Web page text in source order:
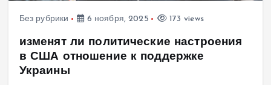
Без рубрики 6 ноября, 2025 173 views
изменят ли политические настроения
в США отношение к поддержке
Украины